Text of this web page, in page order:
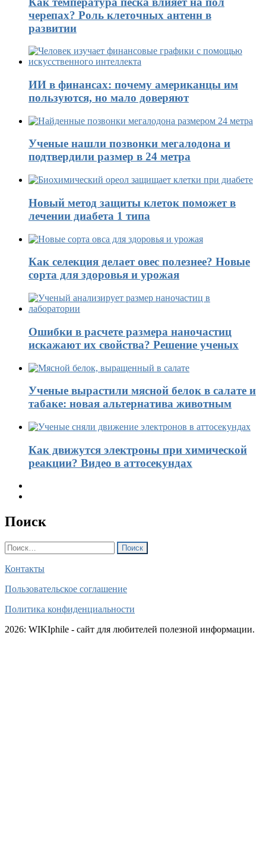
черепах? Роль клеточных антенн в
развитии
ИИ в финансах: почему американцы им
пользуются, но мало доверяют
Ученые нашли позвонки мегалодона и
подтвердили размер в 24 метра
Новый метод защиты клеток поможет в
лечении диабета 1 типа
Как селекция делает овес полезнее? Новые
сорта для здоровья и урожая
Ошибки в расчете размера наночастиц
искажают их свойства? Решение ученых
Ученые вырастили мясной белок в салате и
табаке: новая альтернатива животным
Как движутся электроны при химической
реакции? Видео в аттосекундах
Поиск
Найти:
Контакты
Пользовательское соглашение
Политика конфиденциальности
2026: WIKIphile - сайт для любителей полезной информации.